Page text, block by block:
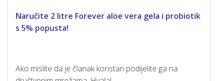
Naručite 2 litre Forever aloe vera gela i probiotik
s 5% popusta!
Ako mislite da je članak koristan podijelite ga na